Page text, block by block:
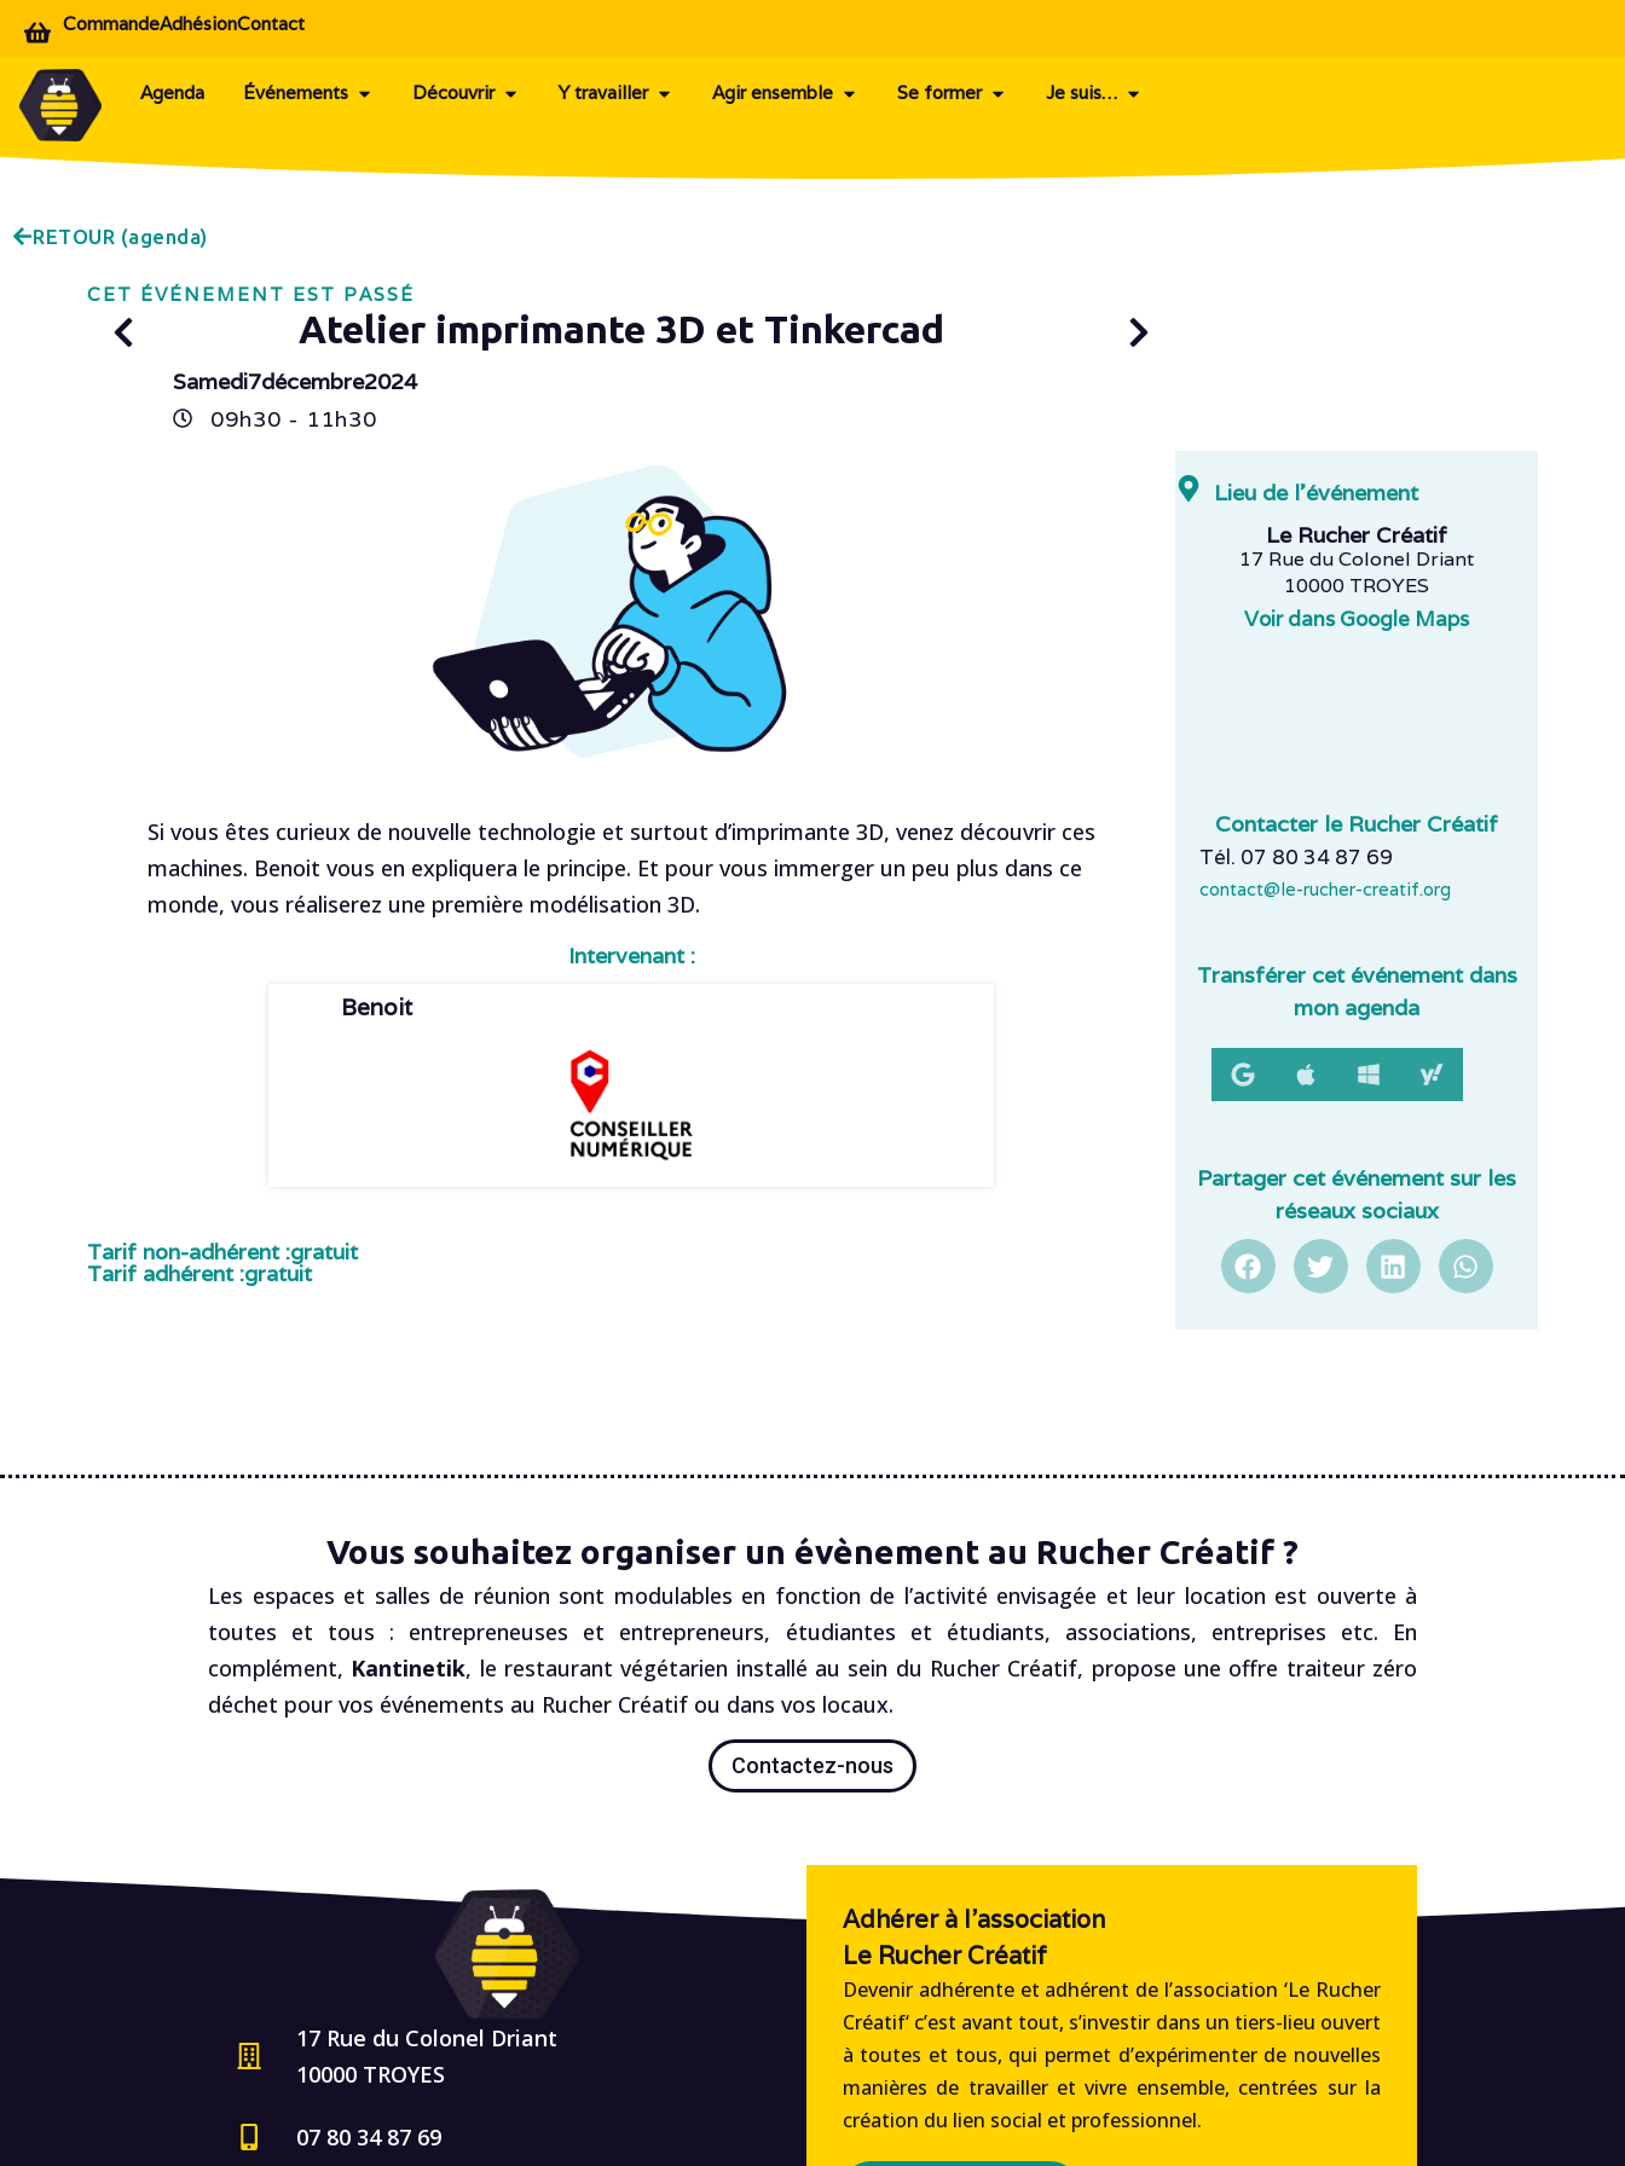
CommandeAdhésionContact
Agenda Événements Découvrir Y travailler Agir ensemble Se former Je suis…
RETOUR (agenda)
CET ÉVÉNEMENT EST PASSÉ
Atelier imprimante 3D et Tinkercad
Samedi7décembre2024
09h30 - 11h30
Lieu de l'événement
Le Rucher Créatif
17 Rue du Colonel Driant
10000 TROYES
Voir dans Google Maps
Si vous êtes curieux de nouvelle technologie et surtout d’imprimante 3D, venez découvrir ces
machines. Benoit vous en expliquera le principe. Et pour vous immerger un peu plus dans ce
monde, vous réaliserez une première modélisation 3D.
Intervenant :
Benoit
Tarif non-adhérent :gratuit
Tarif adhérent :gratuit
Contacter le Rucher Créatif
Tél. 07 80 34 87 69
contact@le-rucher-creatif.org
Transférer cet événement dans
mon agenda
Partager cet événement sur les
réseaux sociaux
Vous souhaitez organiser un évènement au Rucher Créatif ?
Les espaces et salles de réunion sont modulables en fonction de l’activité envisagée et leur location est ouverte à
toutes et tous : entrepreneuses et entrepreneurs, étudiantes et étudiants, associations, entreprises etc. En
complément, Kantinetik, le restaurant végétarien installé au sein du Rucher Créatif, propose une offre traiteur zéro
déchet pour vos événements au Rucher Créatif ou dans vos locaux.
Contactez-nous
17 Rue du Colonel Driant
10000 TROYES
07 80 34 87 69
Adhérer à l'association
Le Rucher Créatif
Devenir adhérente et adhérent de l’association ‘Le Rucher
Créatif‘ c’est avant tout, s’investir dans un tiers-lieu ouvert
à toutes et tous, qui permet d’expérimenter de nouvelles
manières de travailler et vivre ensemble, centrées sur la
création du lien social et professionnel.